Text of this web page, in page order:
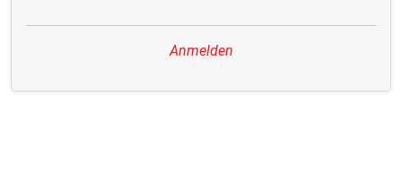
Anmelden